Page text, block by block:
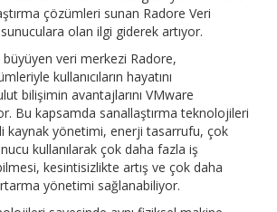
çözümleri sunan Radore Veri
olan ilgi giderek artıyor.
büyüyen veri merkezi Radore,
kullanıcıların hayatını
bilişimin avantajlarını VMware
Bu kapsamda sanallaştırma teknolojileri
kaynak yönetimi, enerji tasarrufu, çok
kullanılarak çok daha fazla iş
kesintisizlikte artış ve çok daha
yönetimi sağlanabiliyor.